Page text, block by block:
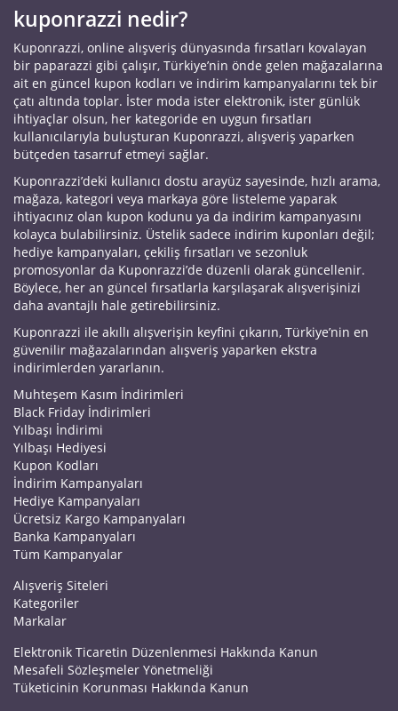
kuponrazzi nedir?
Kuponrazzi, online alışveriş dünyasında fırsatları kovalayan
bir paparazzi gibi çalışır, Türkiye’nin önde gelen mağazalarına
ait en güncel kupon kodları ve indirim kampanyalarını tek bir
çatı altında toplar. İster moda ister elektronik, ister günlük
ihtiyaçlar olsun, her kategoride en uygun fırsatları
kullanıcılarıyla buluşturan Kuponrazzi, alışveriş yaparken
bütçeden tasarruf etmeyi sağlar.
Kuponrazzi’deki kullanıcı dostu arayüz sayesinde, hızlı arama,
mağaza, kategori veya markaya göre listeleme yaparak
ihtiyacınız olan kupon kodunu ya da indirim kampanyasını
kolayca bulabilirsiniz. Üstelik sadece indirim kuponları değil;
hediye kampanyaları, çekiliş fırsatları ve sezonluk
promosyonlar da Kuponrazzi’de düzenli olarak güncellenir.
Böylece, her an güncel fırsatlarla karşılaşarak alışverişinizi
daha avantajlı hale getirebilirsiniz.
Kuponrazzi ile akıllı alışverişin keyfini çıkarın, Türkiye’nin en
güvenilir mağazalarından alışveriş yaparken ekstra
indirimlerden yararlanın.
Muhteşem Kasım İndirimleri
Black Friday İndirimleri
Yılbaşı İndirimi
Yılbaşı Hediyesi
Kupon Kodları
İndirim Kampanyaları
Hediye Kampanyaları
Ücretsiz Kargo Kampanyaları
Banka Kampanyaları
Tüm Kampanyalar
Alışveriş Siteleri
Kategoriler
Markalar
Elektronik Ticaretin Düzenlenmesi Hakkında Kanun
Mesafeli Sözleşmeler Yönetmeliği
Tüketicinin Korunması Hakkında Kanun